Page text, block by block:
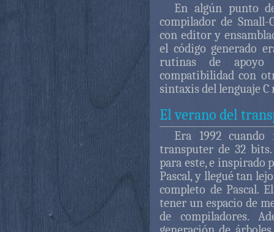
En algún punto
compilador de Small-
con editor y
el código generado
rutinas de apoyo
compatibilidad con
sintaxis del lenguaje C
El verano del
Era 1992
transputer de 32
para este, e inspirado
Pascal, y llegué tan
completo de Pascal.
tener un espacio de
de compiladores.